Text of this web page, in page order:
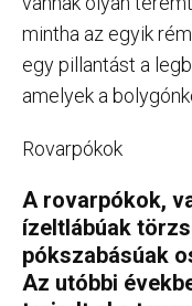
mintha az egyik
egy pillantást a
amelyek a
Rovarpókok
A rovarpókok,
ízeltlábúak
pókszabásúak
Az utóbbi